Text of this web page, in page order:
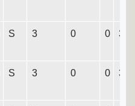
S 3 0 0 3
S 3 0 0 3